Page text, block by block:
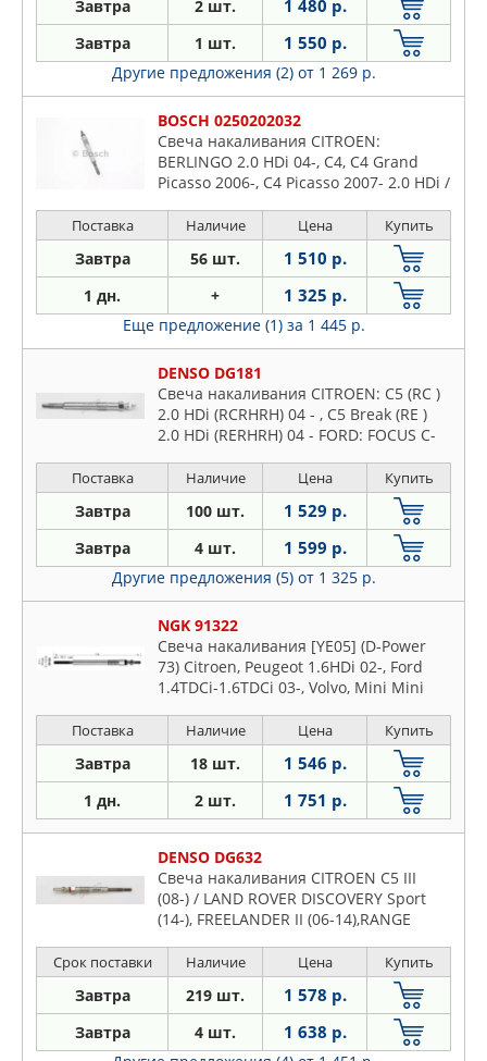
Завтра 2 шт. 1 480 р.
Завтра 1 шт. 1 550 р.
Другие предложения (2) от 1 269 р.
BOSCH 0250202032
Свеча накаливания CITROEN:
BERLINGO 2.0 HDi 04-, C4, C4 Grand
Picasso 2006-, C4 Picasso 2007- 2.0 HDi /
Поставка Наличие Цена Купить
Завтра 56 шт. 1 510 р.
1 дн. + 1 325 р.
Еще предложение (1) за 1 445 р.
DENSO DG181
Свеча накаливания CITROEN: C5 (RC )
2.0 HDi (RCRHRH) 04 - , C5 Break (RE )
2.0 HDi (RERHRH) 04 - FORD: FOCUS C-
TDCi 04
Поставка Наличие Цена Купить
Завтра 100 шт. 1 529 р.
Завтра 4 шт. 1 599 р.
Другие предложения (5) от 1 325 р.
NGK 91322
Свеча накаливания [YE05] (D-Power
73) Citroen, Peugeot 1.6HDi 02-, Ford
1.4TDCi-1.6TDCi 03-, Volvo, Mini Mini
Поставка Наличие Цена Купить
Завтра 18 шт. 1 546 р.
1 дн. 2 шт. 1 751 р.
DENSO DG632
Свеча накаливания CITROEN C5 III
(08-) / LAND ROVER DISCOVERY Sport
(14-), FREELANDER II (06-14),RANGE
Срок поставки Наличие Цена Купить
Завтра 219 шт. 1 578 р.
Завтра 4 шт. 1 638 р.